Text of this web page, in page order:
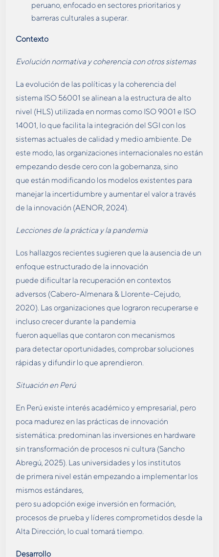
peruano, enfocado en sectores prioritarios y
barreras culturales a superar.
Contexto
Evolución normativa y coherencia con otros sistemas
La evolución de las políticas y la coherencia del
sistema ISO 56001 se alinean a la estructura de alto
nivel (HLS) utilizada en normas como ISO 9001 e ISO
14001, lo que facilita la integración del SGI con los
sistemas actuales de calidad y medio ambiente. De
este modo, las organizaciones internacionales no están
empezando desde cero con la gobernanza, sino
que están modificando los modelos existentes para
manejar la incertidumbre y aumentar el valor a través
de la innovación (AENOR, 2024).
Lecciones de la práctica y la pandemia
Los hallazgos recientes sugieren que la ausencia de un
enfoque estructurado de la innovación
puede dificultar la recuperación en contextos
adversos (Cabero-Almenara & Llorente-Cejudo,
2020). Las organizaciones que lograron recuperarse e
incluso crecer durante la pandemia
fueron aquellas que contaron con mecanismos
para detectar oportunidades, comprobar soluciones
rápidas y difundir lo que aprendieron.
Situación en Perú
En Perú existe interés académico y empresarial, pero
poca madurez en las prácticas de innovación
sistemática: predominan las inversiones en hardware
sin transformación de procesos ni cultura (Sancho
Abregú, 2025). Las universidades y los institutos
de primera nivel están empezando a implementar los
mismos estándares,
pero su adopción exige inversión en formación,
procesos de prueba y líderes comprometidos desde la
Alta Dirección, lo cual tomará tiempo.
Desarrollo